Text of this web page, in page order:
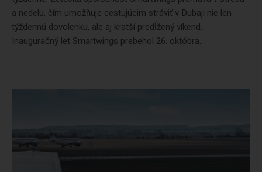
a nedelu, čím umožňuje cestujúcim stráviť v Dubaji nie len
týždennú dovolenku, ale aj kratší predĺžený víkend.
Inauguračný let Smartwings prebehol 26. októbra...